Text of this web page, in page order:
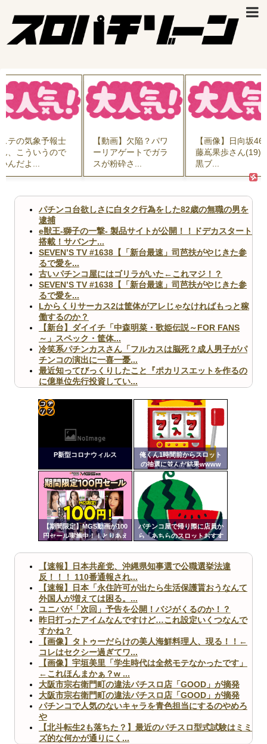
テの気象予報士
、こういうので
んだよ...
【動画】欠陥？パワ
ーリアゲートでガラ
スが粉砕さ...
【画像】日向坂46
藤嶌果歩さん(19)
黒ブ...
パチンコ台欲しさに白タク行為をした82歳の無職の男を
逮捕
e獣王-獅子の一撃- 製品サイトが公開！！ドデカスタート
搭載！サバンナ...
SEVEN’S TV #1638【「新台最速」司芭扶がやじきた参
るで愛を...
古いパチンコ屋にはゴリラがいた←これマジ！？
SEVEN’S TV #1638【「新台最速」司芭扶がやじきた参
るで愛を...
Lからくりサーカス2は筐体がアレじゃなければもっと稼
働するのか？
【新台】ダイイチ「中森明菜・歌姫伝説～FOR FANS
～」スペック・筐体...
冷笑系パチンカスさん「フルカスは脳死？成人男子がパ
チンコの演出に一喜一憂...
最近知ってびっくりしたこと『ポカリスエットを作るの
に億単位先行投資してい...
ますｗ」←これどうす...
【閲覧注意】俺が近くにいると機械が壊れるんだけどさ
【画像】ペプシコーラ社、「こういうのでいいんだよ」
な新商品を発売
Powered by livedoor 相互RSS
P新型コロナウィルス
俺くん1時間前からスロット
の抽選に並んだ結果wwww
【期間限定】MGS動画が100
円セール実施中！！とりあえ
パチンコ屋で帰り際に店員か
ら「あちらのスロットおすす
んだが
ンク
自動
更新
ツー
【速報】日本共産党、沖縄県知事選で公職選挙法違
反！！！ 110番通報され...
【速報】日本「永住許可が出たら生活保護貰おうなんて
外国人が増えては困る。...
ユニバが「次回」予告を公開！バジがくるのか！？
昨日打ったアイムなんですけど…これ設定いくつなんで
すかね？
【画像】タトゥーだらけの美人海鮮料理人、現る！！←
コレはセクシー過ぎてワ...
【画像】宇垣美里「学生時代は全然モテなかったです」
←これほんまかぁ？w ...
大阪市宗右衛門町の違法パチスロ店「GOOD」が摘発
大阪市宗右衛門町の違法パチスロ店「GOOD」が摘発
パチンコで人気のないキャラを青色担当にするのやめろ
や
【北斗転生2も落ちた？】最近のパチスロ型式試験はミミ
ズ的な何かが通りにく...